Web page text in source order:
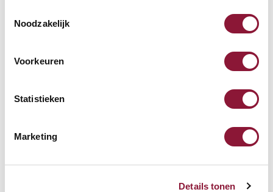
Noodzakelijk
Voorkeuren
Statistieken
Marketing
Details tonen
Beschikbaar
Levertijd: 3-6 weken
Opzoek naar een offerte op maat? Maak je werkplek compleet